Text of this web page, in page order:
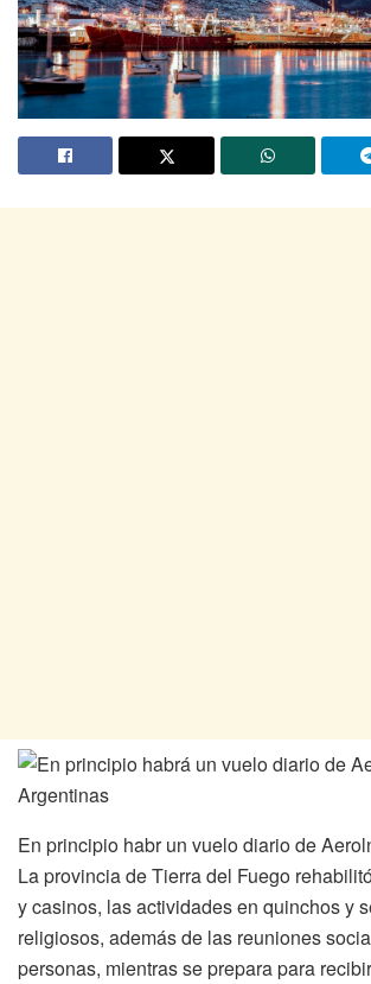
En principio habr un vuelo diario de
La provincia de Tierra del Fuego
y casinos, las actividades en quinchos y
religiosos, además de las reuniones
personas, mientras se prepara para